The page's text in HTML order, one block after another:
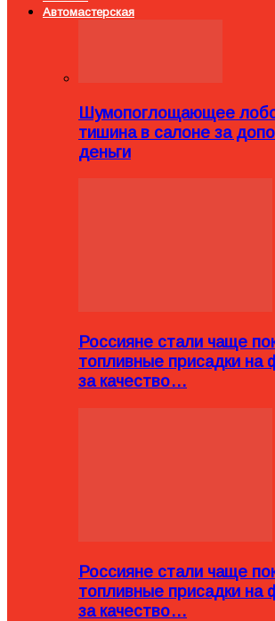
Автомастерская
Шумопоглощающее
тишина в салоне за
деньги
Россияне стали чаще
топливные присадки на
за качество…
Россияне стали чаще
топливные присадки на
за качество…